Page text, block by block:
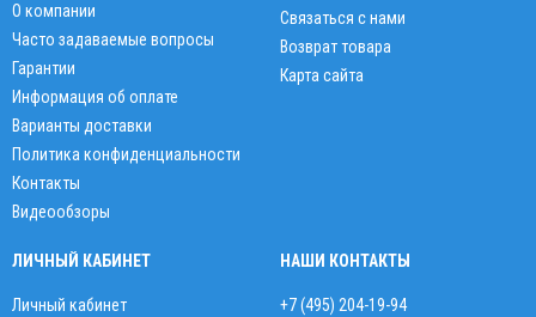
О компании
Часто задаваемые вопросы
Гарантии
Информация об оплате
Варианты доставки
Политика конфиденциальности
Контакты
Видеообзоры
Связаться с нами
Возврат товара
Карта сайта
ЛИЧНЫЙ КАБИНЕТ
Личный кабинет
НАШИ КОНТАКТЫ
+7 (495) 204-19-94